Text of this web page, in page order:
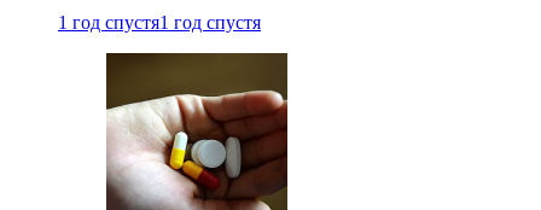
1 год спустя1 год спустя